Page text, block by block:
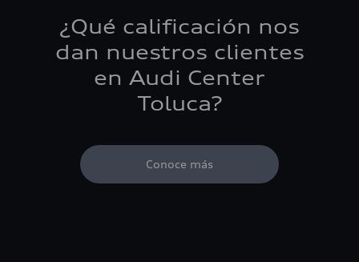
¿Qué calificación nos
dan nuestros clientes
en Audi Center
Toluca?
Conoce más